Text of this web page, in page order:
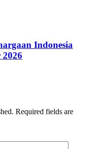
Indonesia
Required fields are